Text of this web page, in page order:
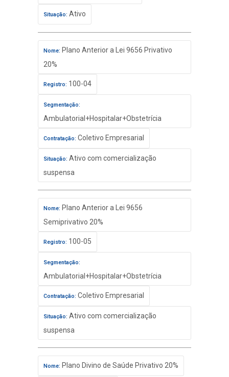
Situação: Ativo
Nome: Plano Anterior a Lei 9656 Privativo
20%
Registro: 100-04
Segmentação:
Ambulatorial+Hospitalar+Obstetrícia
Contratação: Coletivo Empresarial
Situação: Ativo com comercialização
suspensa
Nome: Plano Anterior a Lei 9656
Semiprivativo 20%
Registro: 100-05
Segmentação:
Ambulatorial+Hospitalar+Obstetrícia
Contratação: Coletivo Empresarial
Situação: Ativo com comercialização
suspensa
Nome: Plano Divino de Saúde Privativo 20%